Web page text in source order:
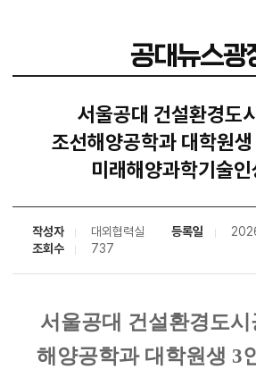
공대뉴스광
서울공대 건설환경도
조선해양공학과 대학원
미래해양과학기술
작성자 대외협력실 등록일
조회수
737
서울공대 건설환경도
해양공학과 대학원생 3